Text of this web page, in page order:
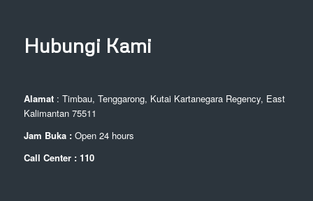
Hubungi Kami
Alamat: Timbau, Tenggarong, Kutai Kartanegara Regency, East
Kalimantan 75511
Jam Buka : Open 24 hours
Call Center : 110